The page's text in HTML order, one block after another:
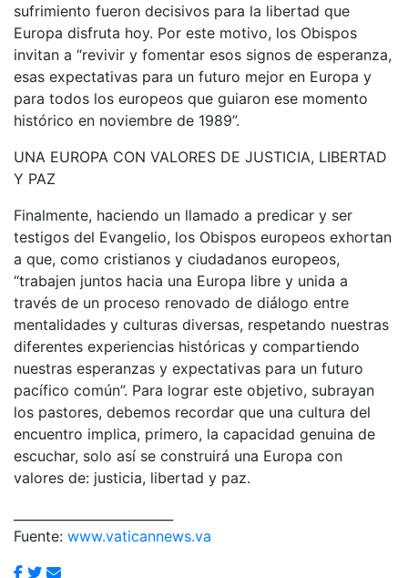
sufrimiento fueron decisivos para la libertad que
Europa disfruta hoy. Por este motivo, los Obispos
invitan a “revivir y fomentar esos signos de esperanza,
esas expectativas para un futuro mejor en Europa y
para todos los europeos que guiaron ese momento
histórico en noviembre de 1989”.
UNA EUROPA CON VALORES DE JUSTICIA, LIBERTAD
Y PAZ
Finalmente, haciendo un llamado a predicar y ser
testigos del Evangelio, los Obispos europeos exhortan
a que, como cristianos y ciudadanos europeos,
“trabajen juntos hacia una Europa libre y unida a
través de un proceso renovado de diálogo entre
mentalidades y culturas diversas, respetando nuestras
diferentes experiencias históricas y compartiendo
nuestras esperanzas y expectativas para un futuro
pacífico común”. Para lograr este objetivo, subrayan
los pastores, debemos recordar que una cultura del
encuentro implica, primero, la capacidad genuina de
escuchar, solo así se construirá una Europa con
valores de: justicia, libertad y paz.
Fuente: www.vaticannews.va